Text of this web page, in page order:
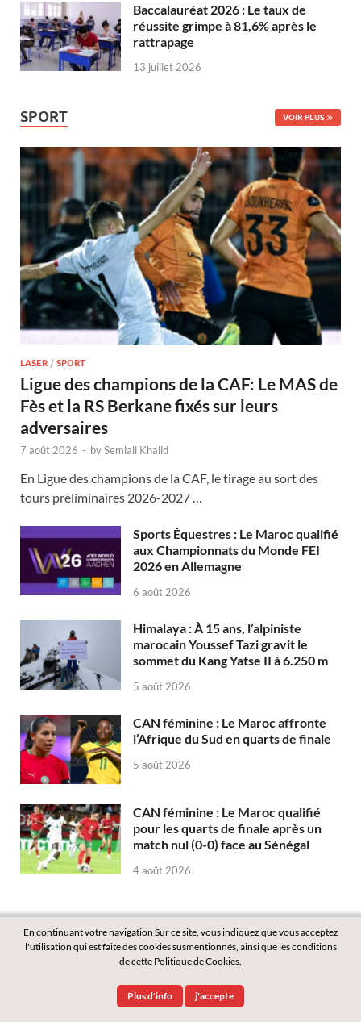
Baccalauréat 2026 : Le taux de
réussite grimpe à 81,6% après le
rattrapage
13 juillet 2026
SPORT VOIR PLUS
LASER / SPORT
Ligue des champions de la CAF: Le MAS de
Fès et la RS Berkane fixés sur leurs
adversaires
7 août 2026 - bySemlali Khalid
En Ligue des champions de la CAF, le tirage au sort des
tours préliminaires 2026-2027 …
Sports Équestres : Le Maroc qualifié
aux Championnats du Monde FEI
2026 en Allemagne
6 août 2026
Himalaya : À 15 ans, l’alpiniste
marocain Youssef Tazi gravit le
sommet du Kang Yatse II à 6.250 m
5 août 2026
CAN féminine : Le Maroc affronte
l’Afrique du Sud en quarts de finale
5 août 2026
CAN féminine : Le Maroc qualifié
pour les quarts de finale après un
match nul (0-0) face au Sénégal
4 août 2026
WordPressandHitMag.
En continuant votre navigation Sur ce site, vous indiquez que vous acceptez
l'utilisation qui est faite des cookies susmentionnés, ainsi que les conditions
de cette Politique de Cookies.
Plus d'info j'accepte